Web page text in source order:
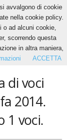
di voci
2014.
1 voci.
avvalgono di cookie
nella cookie policy.
o ad alcuni cookie,
scorrendo questa
in altra maniera,
ACCETTA